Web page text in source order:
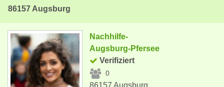
86157 Augsburg
Nachhilfe-
Augsburg-Pfersee
Verifiziert
0
86157 Augsburg